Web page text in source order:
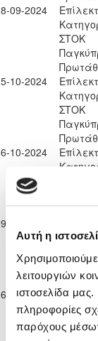
Αυτή η
λειτουργιών
ιστοσελίδα
πληροφορίες
παρόχους
09-2024
ΣΤΟΚ
10-2024
ΣΤΟΚ
10-2024
11-2024
ΣΤΟΚ
11-2024
ΣΤΟΚ